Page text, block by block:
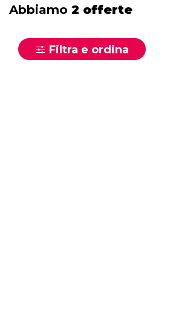
Abbiamo 2 offerte
Filtra e ordina